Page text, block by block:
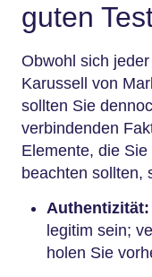
guten
Obwohl sich
Karussell von
sollten Sie
verbindenden
Elemente, die
beachten sollten,
Authentizität:
legitim sein;
holen Sie